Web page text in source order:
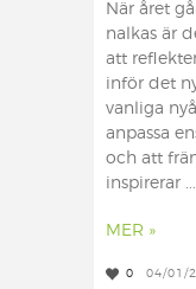
När året
nalkas är
att
inför det
vanliga
anpassa
och att
inspirerar ...
MER »
0 04/01/